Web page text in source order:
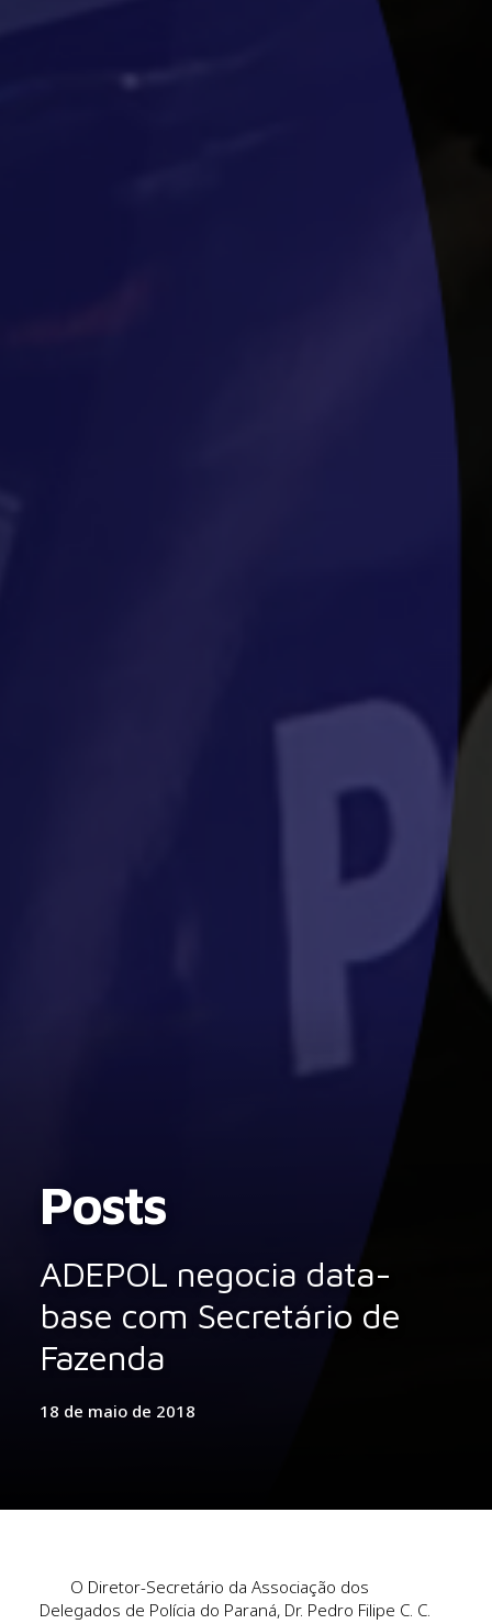
Posts
ADEPOL negocia data-
base com Secretário de
Fazenda
18 de maio de 2018
O Diretor-Secretário da Associação dos
Delegados de Polícia do Paraná, Dr. Pedro Filipe C. C.